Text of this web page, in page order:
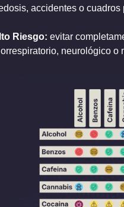
accidentes o cuadros
Riesgo: evitar
neurológico o